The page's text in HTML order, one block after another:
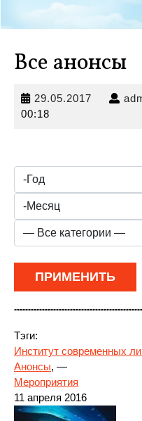
Все анонсы
29.05.2017
00:18
Тэги:
Институт современных
Анонсы, —
Мероприятия
11 апреля 2016